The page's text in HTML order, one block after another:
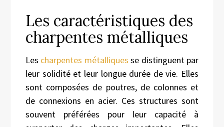
Les caractéristiques des
charpentes métalliques
Les charpentes métalliques se distinguent par
leur solidité et leur longue durée de vie. Elles
sont composées de poutres, de colonnes et
de connexions en acier. Ces structures sont
souvent préférées pour leur capacité à